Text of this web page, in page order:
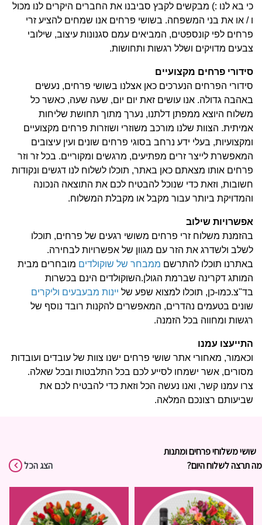
כי בא לנו :) מבקשים לקבץ סביבנו את החברים היקרים לנו מכול
ו / או את בני המשפחה. בשושי פרחים אנו שמחים להציע זרי
פרחים לפי קונספטים, המביאים עמם סגנונות עיצוב, שילובי
צבעים מדויקים ושלל רגשות ותחושות.
סידורי פרחים מקצועיים
סידורי הפרחים הנערכים כאן אצלנו בשושי פרחים, נעשים
באהבה גדולה. אנו עושים זאת יום יום, שעה שעה, כאשר כל
משלוח היוצא ממפתן דלתנו, נערך מתוך תחושת שליחות
אמיתית. הצוות שלנו מורכב משוזרי ושוזרות פרחים מקצועיים
ומקצועיות, בעלי ידע נרחב בסוגי פרחים שונים ועין עיצובים
המאפשרת לייצר זרים מפתיעים, מרגשים ומקוריים. בכל זר וזר
פרחים אותו מצאתם כאן באתר, תוכלו לשלוח לנו דגשים ונקודות
חשובות, וזאת כדי שנוכל להבטיח לכם את התוצאה הנכונה
והמדויקת ביותר עבור מקבל או מקבלת המשלוח.
אפשרויות שילוב
בהזמנת משלוח זרי פרחים משושי רגעים של פרחים, תוכלו
לשלב ולשדרג את הזר עם מגוון של אפשרויות לבחירה.
באתרנו תוכלו להתרשם ממבחר של שוקולדים מובחרים מבית
המותג דקרינה שברמת הגולן.השוקולדים הינם בכשרות
בד"צ.כמו-כן, תוכלו למצוא שפע של יינות מבעבעים וליקרים
שונים בטעמים נהדרים, המאפשרים להקנות רובד נוסף של
רגשות ומחווה בכל הזמנה.
התייעצו עמנו
וכאמור, מאחורי אתר שושי פרחים ישנו צוות של עובדים ועובדות
מסורים, אשר ישמחו לסייע לכם בכל התלבטות ובכל שאלה.
צרו עמנו קשר, ואנו נעשה הכל וזאת כדי להבטיח לכם את
שביעותם רצונכם המלאה.
שושי משלוחי פרחים ומתנות
מה תרצה לשלוח היום?
הצג הכל